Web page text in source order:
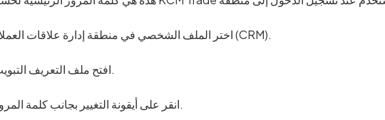
•اختر الملف الشخصي في منطقة إدارة علاقات العملاء (CRM).
•افتح ملف التعريفالتبويب.
•انقر على أيقونة التغيير بجانب كلمة المرور.